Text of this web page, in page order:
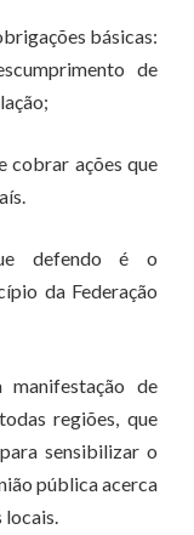
básicas:
de
cobrar ações que
defendo é o
da Federação
de
regiões, que
sensibilizar o
pública acerca
locais.